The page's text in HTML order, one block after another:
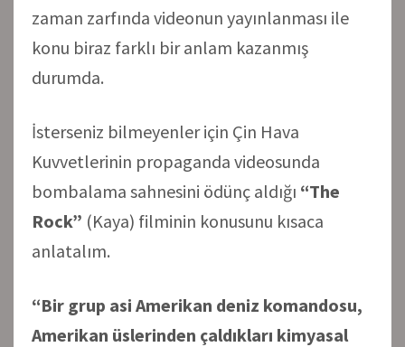
zaman zarfında videonun yayınlanması ile
konu biraz farklı bir anlam kazanmış
durumda.
İsterseniz bilmeyenler için Çin Hava
Kuvvetlerinin propaganda videosunda
bombalama sahnesini ödünç aldığı “The
Rock” (Kaya) filminin konusunu kısaca
anlatalım.
“Bir grup asi Amerikan deniz komandosu,
Amerikan üslerinden çaldıkları kimyasal